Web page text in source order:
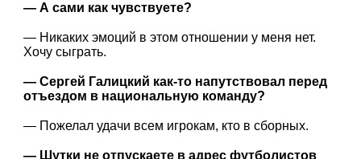
— А сами как чувствуете?
— Никаких эмоций в этом отношении у меня нет.
Хочу сыграть.
— Сергей Галицкий как-то напутствовал перед
отъездом в национальную команду?
— Пожелал удачи всем игрокам, кто в сборных.
— Шутки не отпускаете в адрес футболистов